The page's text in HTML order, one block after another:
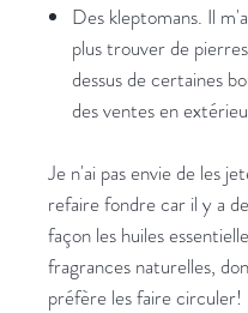
Des kleptomans. Il
plus trouver de
dessus de certaines
des ventes en
Je n'ai pas envie de les
refaire fondre car il y a
façon les huiles
fragrances naturelles,
préfère les faire circuler!